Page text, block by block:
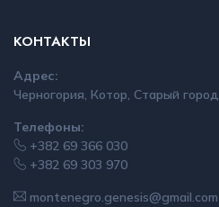
КОНТАКТЫ
Адрес:
Черногория, Котор, Старый город
Телефоны:
+382 69 366 030
+382 69 303 970
montenegro.genesis@gmail.com